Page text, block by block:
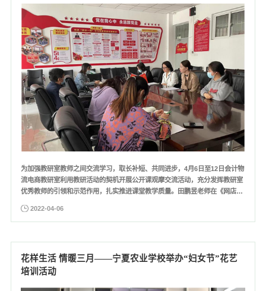
为加强教研室教师之间交流学习，取长补短、共同进步，4月6日至12日会计物
流电商教研室利用教研活动的契机开展公开课观摩交流活动，充分发挥教研室
优秀教师的引领和示范作用，扎实推进课堂教学质量。田鹏昱老师在《网店运
时掌握学生的学习情况，学生使用移动终端完成投票、点名、小组讨论等活
2022-04-06
花样生活 情暖三月——宁夏农业学校举办“妇女节”花艺
培训活动